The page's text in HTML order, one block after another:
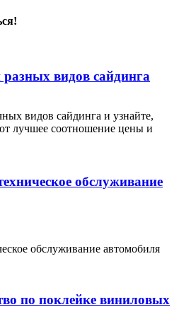
видов сайдинга
видов сайдинга и узнайте,
лучшее соотношение цены и
обслуживание
обслуживание автомобиля
по поклейке виниловых